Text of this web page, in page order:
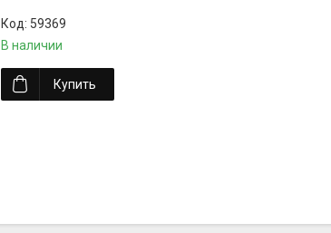
59369
В наличии
Купить